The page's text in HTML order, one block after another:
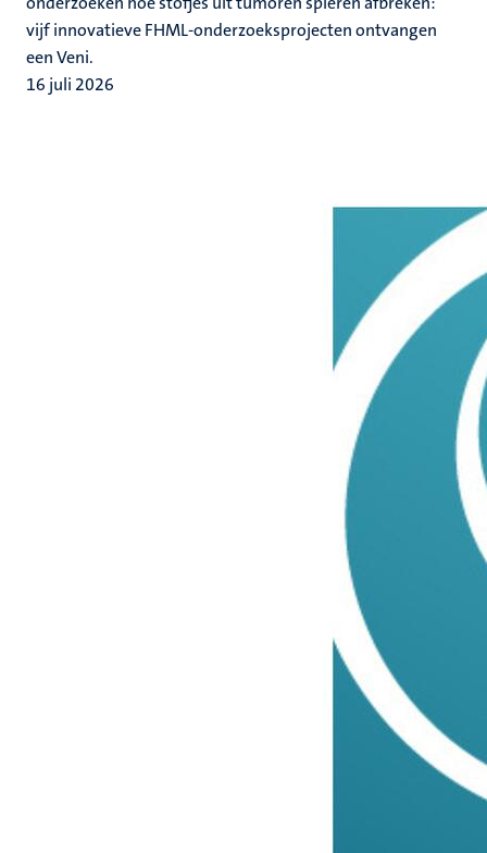
vijf innovatieve FHML-onderzoeksprojecten ontvangen
een Veni.
16 juli 2026